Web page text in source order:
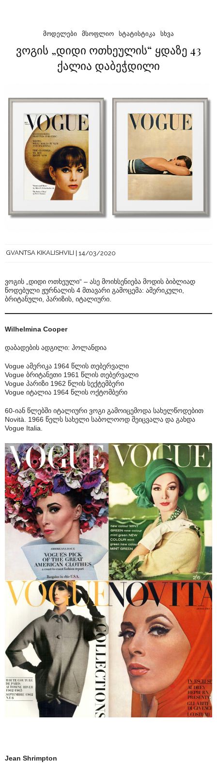
ᲛᲝᲓᲔᲚᲔᲑᲘ ᲛᲡᲝᲤᲚᲘᲝ ᲡᲢᲐᲢᲘᲡᲢᲘᲙᲐ ᲡᲮᲕᲐ
ვოგის „დიდი ოთხეულის“ ყდაზე 43
ქალია დაბეჭდილი
GVANTSA KIKALISHVILI 14/03/2020
ვოგის „დიდი ოთხეული“ – ასე მოიხსენიება მოდის ბიბლიად
წოდებული ჟურნალის 4 მთავარი გამოცემა: ამერიკული,
ბრიტანული, პარიზის, იტალიური.
Wilhelmina Cooper
დაბადების ადგილი: ჰოლანდია
Vogue ამერიკა 1964 წლის თებერვალი
Vogue ბრიტანეთი 1961 წლის თებერვალი
Vogue პარიზი 1962 წლის სექტემბერი
Vogue იტალია 1964 წლის ოქტომბერი
60-იან წლებში იტალიური ვოგი გამოიცემოდა სახელწოდებით
Novità. 1966 წელს სახელი საბოლოოდ შეიცვალა და გახდა
Vogue Italia.
Jean Shrimpton